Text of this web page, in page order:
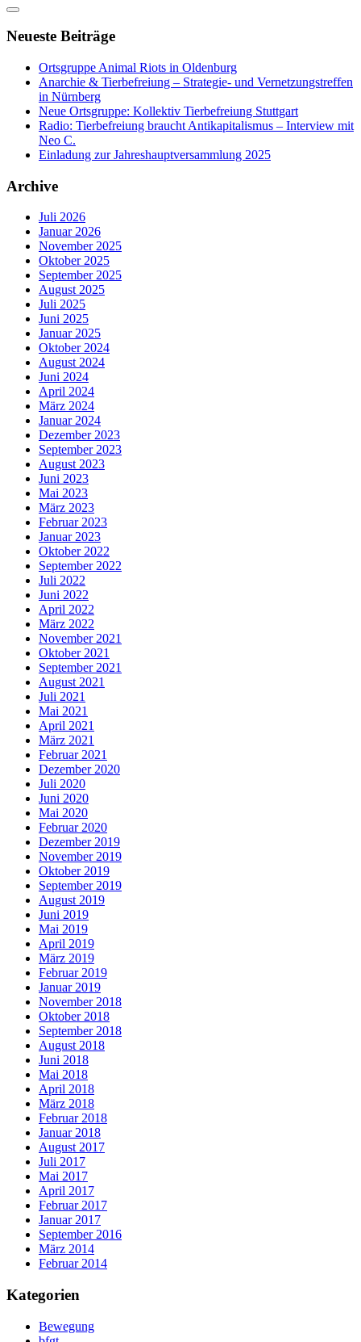
Neueste Beiträge
Ortsgruppe Animal Riots in Oldenburg
Anarchie & Tierbefreiung – Strategie- und Vernetzungstreffen
in Nürnberg
Neue Ortsgruppe: Kollektiv Tierbefreiung Stuttgart
Radio: Tierbefreiung braucht Antikapitalismus – Interview mit
Neo C.
Einladung zur Jahreshauptversammlung 2025
Archive
Juli 2026
Januar 2026
November 2025
Oktober 2025
September 2025
August 2025
Juli 2025
Juni 2025
Januar 2025
Oktober 2024
August 2024
Juni 2024
April 2024
März 2024
Januar 2024
Dezember 2023
September 2023
August 2023
Juni 2023
Mai 2023
März 2023
Februar 2023
Januar 2023
Oktober 2022
September 2022
Juli 2022
Juni 2022
April 2022
März 2022
November 2021
Oktober 2021
September 2021
August 2021
Juli 2021
Mai 2021
April 2021
März 2021
Februar 2021
Dezember 2020
Juli 2020
Juni 2020
Mai 2020
Februar 2020
Dezember 2019
November 2019
Oktober 2019
September 2019
August 2019
Juni 2019
Mai 2019
April 2019
März 2019
Februar 2019
Januar 2019
November 2018
Oktober 2018
September 2018
August 2018
Juni 2018
Mai 2018
April 2018
März 2018
Februar 2018
Januar 2018
August 2017
Juli 2017
Mai 2017
April 2017
Februar 2017
Januar 2017
September 2016
März 2014
Februar 2014
Kategorien
Bewegung